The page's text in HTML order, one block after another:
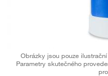
Obrázky jsou pouze
Parametry skutečného